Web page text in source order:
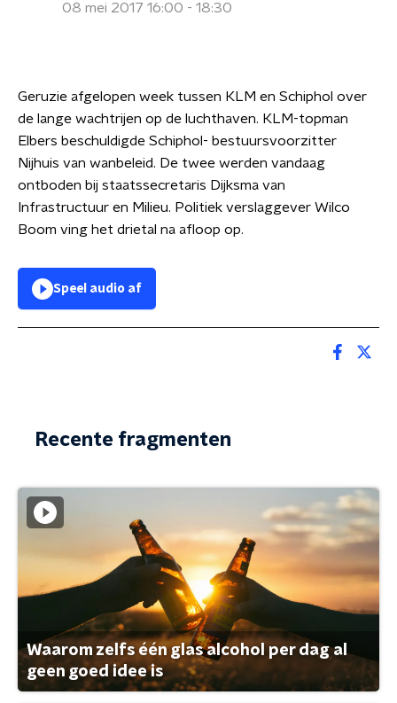
08 mei 2017 16:00 - 18:30
Geruzie afgelopen week tussen KLM en Schiphol over
de lange wachtrijen op de luchthaven. KLM-topman
Elbers beschuldigde Schiphol- bestuursvoorzitter
Nijhuis van wanbeleid. De twee werden vandaag
ontboden bij staatssecretaris Dijksma van
Infrastructuur en Milieu. Politiek verslaggever Wilco
Boom ving het drietal na afloop op.
Speel audio af
Recente fragmenten
Waarom zelfs één glas alcohol per dag al
geen goed idee is